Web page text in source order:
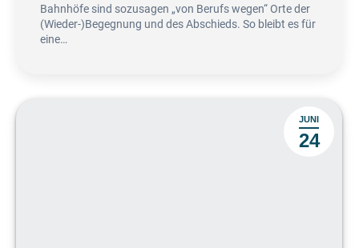
Bahnhöfe sind sozusagen „von Berufs wegen“ Orte der
(Wieder-)Begegnung und des Abschieds. So bleibt es für
eine…
JUNI
24